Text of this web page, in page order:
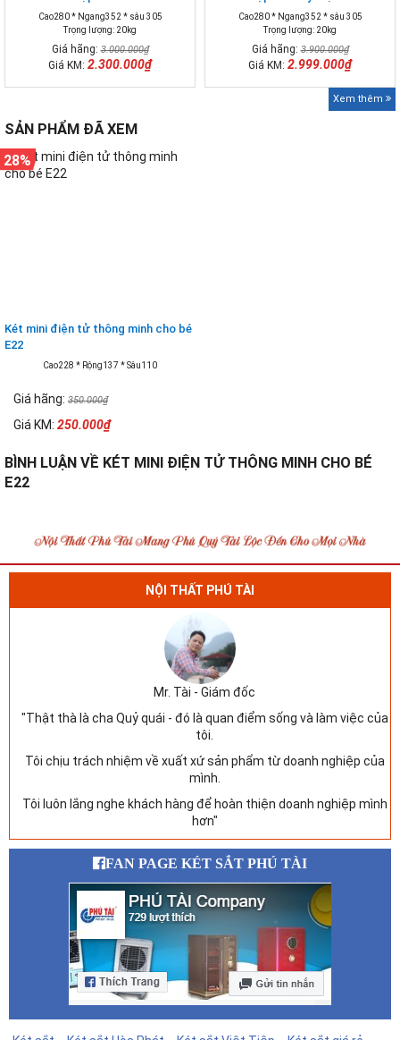
Cao280 * Ngang352 * sâu 305
Trọng lượng: 20kg
Giá hãng:3.000.000₫
Giá KM: 2.300.000₫
Cao280 * Ngang352 * sâu 305
Trọng lượng: 20kg
Giá hãng:3.900.000₫
Giá KM: 2.999.000₫
Xem thêm
SẢN PHẨM ĐÃ XEM
Két mini điện tử thông minh cho bé
E22
Cao228 * Rộng137 * Sâu110
Giá hãng: 350.000₫
Giá KM: 250.000₫
28%
BÌNH LUẬN VỀ KÉT MINI ĐIỆN TỬ THÔNG MINH CHO BÉ
E22
NỘI THẤT PHÚ TÀI
Mr. Tài - Giám đốc
"Thật thà là cha Quỷ quái - đó là quan điểm sống và làm việc của
tôi.
Tôi chịu trách nhiệm về xuất xứ sản phẩm từ doanh nghiệp của
mình.
Tôi luôn lắng nghe khách hàng để hoàn thiện doanh nghiệp mình
hơn"
FAN PAGE KÉT SẮT PHÚ TÀI